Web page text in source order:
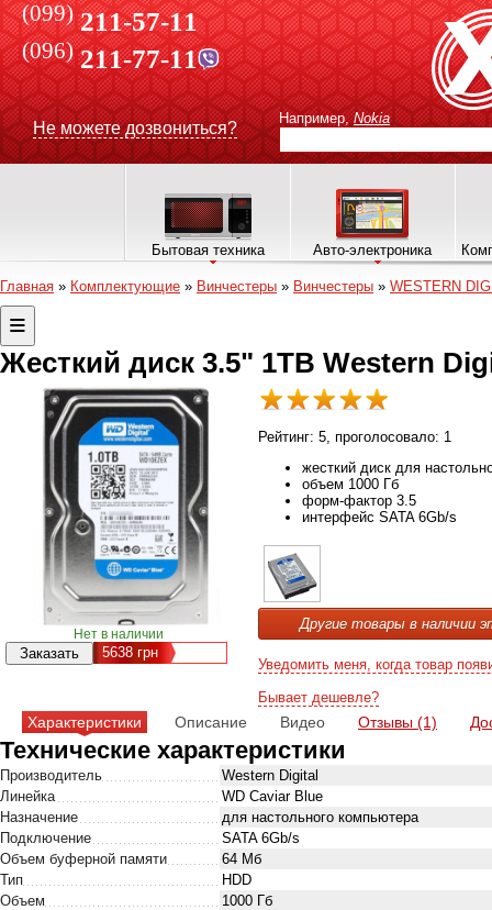
(099) 211-57-11
(096)211-77-11
Не можете дозвониться?
Например, Nokia
Бытовая техника Авто-электроника
Главная » Комплектующие » Винчестеры » Винчестеры » WESTERN
Жесткий диск 3.5" 1TB Western
Нет в наличии
5638 грн
Рейтинг: 5, проголосовало: 1
жесткий диск для
объем 1000 Гб
форм-фактор 3.5
интерфейс SATA 6Gb/s
Другие товары в наличии
Уведомить меня, когда товар
Бывает дешевле?
Характеристики Описание Видео Отзывы (1)
Технические характеристики
Производитель
Western Digital
Линейка
WD Caviar Blue
Назначение
для настольного компьютера
Подключение
SATA 6Gb/s
Объем буферной памяти
64 Мб
Тип
HDD
Объем
1000 Гб